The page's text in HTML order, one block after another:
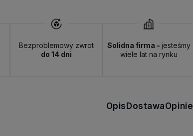
Bezproblemowy zwrot
do 14 dni
Solidna firma - jesteśmy
wiele lat na rynku
OpisDostawaOpinie